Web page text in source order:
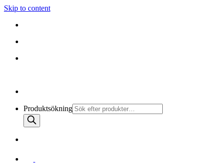
Skip to content
Produktsökning